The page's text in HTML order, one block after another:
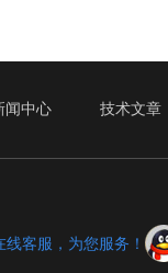
闻中心 技术文章
线客服，为您服务！